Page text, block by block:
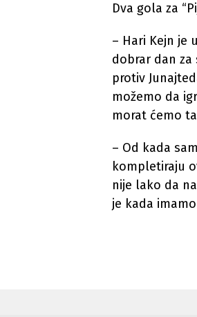
Dva gola za
– Hari Kejn je
dobrar dan
protiv
možemo da
morat ćemo
– Od kada
kompletiraju
nije lako da
je kada